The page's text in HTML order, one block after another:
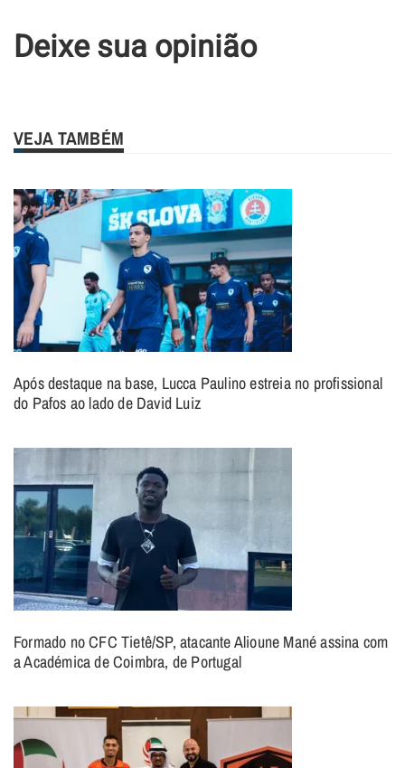
Deixe sua opinião
VEJA TAMBÉM
Após destaque na base, Lucca Paulino estreia no profissional
do Pafos ao lado de David Luiz
Formado no CFC Tietê/SP, atacante Alioune Mané assina com
a Académica de Coimbra, de Portugal